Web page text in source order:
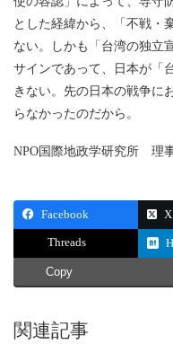
とした経緯から、「不戦・
ない。しかも「台湾の独立
サインであって、日本が「
きない。先の日本の戦争に
らなかったのだから。
NPO国際地政学研究
Facebook X
Threads
Copy
関連記事